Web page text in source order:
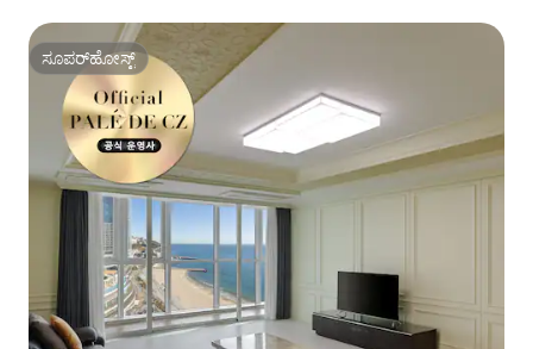
ಸೂಪರ್‌ಹೋಸ್ಟ್
ಸೂಪರ್‌ಹೋಸ್ಟ್